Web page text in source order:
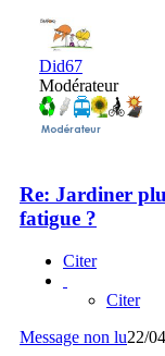
Did67
Modérateur
Re: Jardiner
fatigue ?
Citer
Citer
Message non lu22/